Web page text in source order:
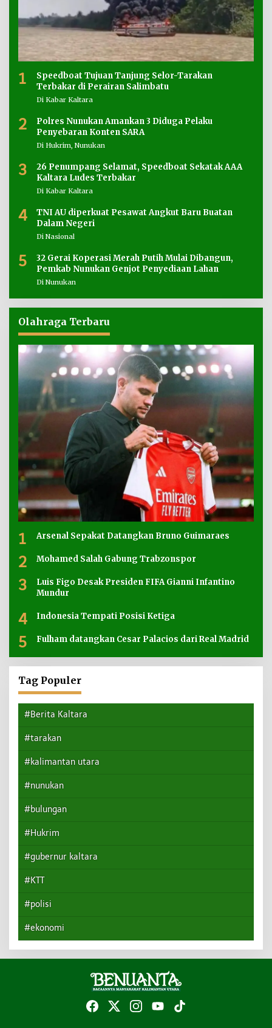
1
Speedboat Tujuan Tanjung Selor-Tarakan
Terbakar di Perairan Salimbatu
Di Kabar Kaltara
2
Polres Nunukan Amankan 3 Diduga Pelaku
Penyebaran Konten SARA
Di Hukrim, Nunukan
3
26 Penumpang Selamat, Speedboat Sekatak AAA
Kaltara Ludes Terbakar
Di Kabar Kaltara
4
TNI AU diperkuat Pesawat Angkut Baru Buatan
Dalam Negeri
Di Nasional
5
32 Gerai Koperasi Merah Putih Mulai Dibangun,
Pemkab Nunukan Genjot Penyediaan Lahan
Di Nunukan
Olahraga Terbaru
1 Arsenal Sepakat Datangkan Bruno Guimaraes
2 Mohamed Salah Gabung Trabzonspor
3
Luis Figo Desak Presiden FIFA Gianni Infantino
Mundur
4 Indonesia Tempati Posisi Ketiga
5 Fulham datangkan Cesar Palacios dari Real Madrid
Tag Populer
#Berita Kaltara
#tarakan
#kalimantan utara
#nunukan
#bulungan
#Hukrim
#gubernur kaltara
#KTT
#polisi
#ekonomi